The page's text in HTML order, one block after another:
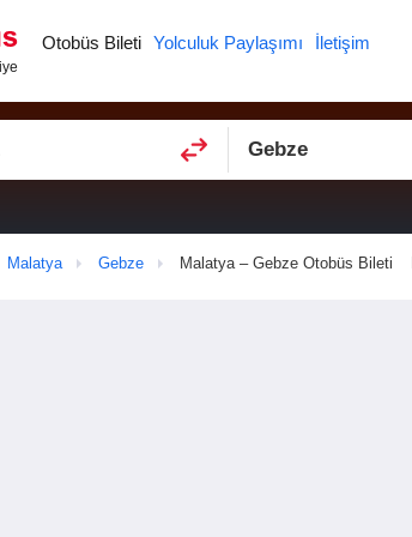
Otobüs Bileti Yolculuk Paylaşımı İletişim
Malatya Gebze Malatya – Gebze Otobüs Bileti